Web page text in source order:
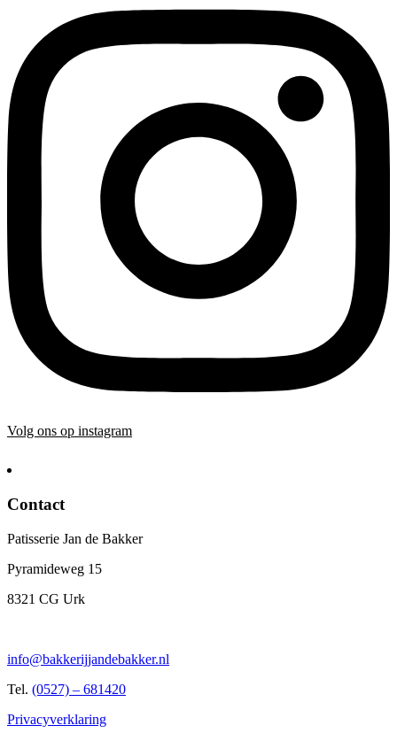
Volg ons op instagram
Contact
Patisserie Jan de Bakker
Pyramideweg 15
8321 CG Urk
info@bakkerijjandebakker.nl
Tel. (0527) – 681420
Privacyverklaring